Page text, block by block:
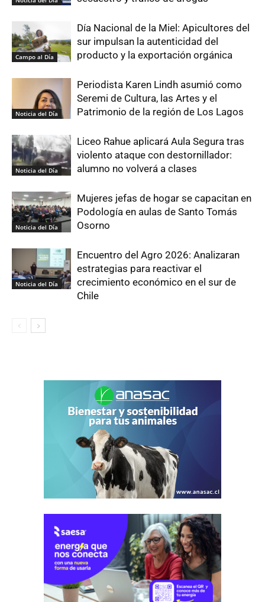
Campo al Día
Día Nacional de la Miel: Apicultores del
sur impulsan la autenticidad del
producto y la exportación orgánica
Noticia del Día
Periodista Karen Lindh asumió como
Seremi de Cultura, las Artes y el
Patrimonio de la región de Los Lagos
Noticia del Día
Liceo Rahue aplicará Aula Segura tras
violento ataque con destornillador:
alumno no volverá a clases
Noticia del Día
Mujeres jefas de hogar se capacitan en
Podología en aulas de Santo Tomás
Osorno
Noticia del Día
Encuentro del Agro 2026: Analizaran
estrategias para reactivar el
crecimiento económico en el sur de
Chile